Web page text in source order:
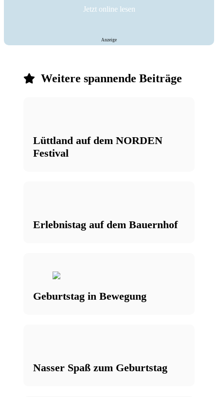
Jetzt online lesen
Anzeige
Weitere spannende Beiträge
Lüttland auf dem NORDEN
Festival
Erlebnistag auf dem Bauernhof
Geburtstag in Bewegung
Nasser Spaß zum Geburtstag